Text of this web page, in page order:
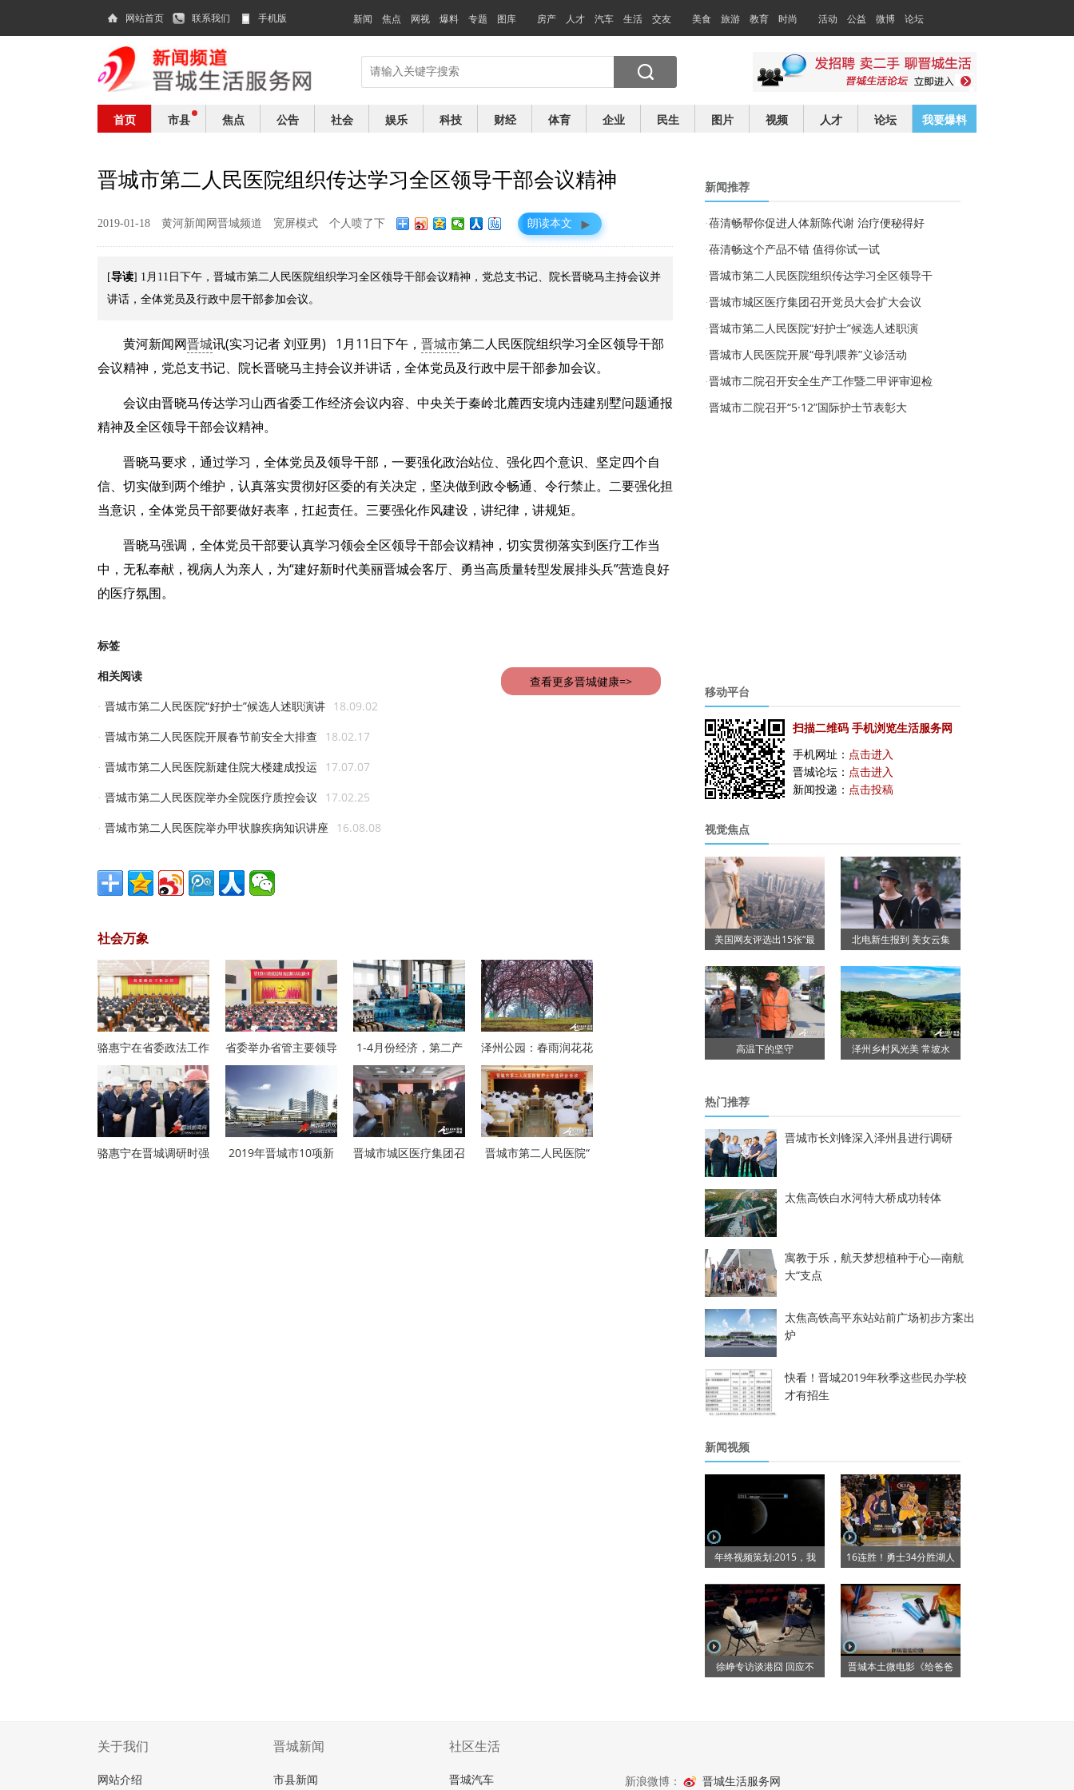
网站首页 联系我们 手机版 新闻 焦点 网视 爆料 专题 图库 房产 人才 汽车 生活 交友 美食 旅游 教育 时尚 活动 公益 微博 论坛
首页 市县 焦点 公告 社会 娱乐 科技 财经 体育 企业 民生 图片 视频 人才 论坛 我要爆料
晋城市第二人民医院组织传达学习全区领导干部会议精神
2019-01-18 黄河新闻网晋城频道 宽屏模式 个人喷了下 朗读本文 ►
[导读] 1月11日下午，晋城市第二人民医院组织学习全区领导干部会议精神，党总支书记、院长晋晓马主持会议并
讲话，全体党员及行政中层干部参加会议。
黄河新闻网晋城讯(实习记者 刘亚男) 1月11日下午， 晋城市第二人民医院组织学习全区领导干部
会议精神，党总支书记、院长晋晓马主持会议并讲话，全体党员及行政中层干部参加会议。
会议由晋晓马传达学习山西省委工作经济会议内容、中央关于秦岭北麓西安境内违建别墅问题通报
精神及全区领导干部会议精神。
晋晓马要求，通过学习，全体党员及领导干部，一要强化政治站位、强化四个意识、坚定四个自
信、切实做到两个维护，认真落实贯彻好区委的有关决定，坚决做到政令畅通、令行禁止。二要强化担
当意识，全体党员干部要做好表率，扛起责任。三要强化作风建设，讲纪律，讲规矩。
晋晓马强调，全体党员干部要认真学习领会全区领导干部会议精神，切实贯彻落实到医疗工作当
中，无私奉献，视病人为亲人，为“建好新时代美丽晋城会客厅、勇当高质量转型发展排头兵”营造良好
的医疗氛围。
标签
相关阅读 查看更多晋城健康=>
· 晋城市第二人民医院“好护士”候选人述职演讲 18.09.02
· 晋城市第二人民医院开展春节前安全大排查 18.02.17
· 晋城市第二人民医院新建住院大楼建成投运 17.07.07
· 晋城市第二人民医院举办全院医疗质控会议 17.02.25
· 晋城市第二人民医院举办甲状腺疾病知识讲座 16.08.08
社会万象
骆惠宁在省委政法工作 省委举办省管主要领导 1-4月份经济，第二产 泽州公园：春雨润花花
骆惠宁在晋城调研时强
2019年晋城市10项新
晋城市城区医疗集团召 晋城市第二人民医院“
新闻推荐
·蓓清畅帮你促进人体新陈代谢 治疗便秘得好
·蓓清畅这个产品不错 值得你试一试
·晋城市第二人民医院组织传达学习全区领导干
·晋城市城区医疗集团召开党员大会扩大会议
·晋城市第二人民医院“好护士”候选人述职演
·晋城市人民医院开展“母乳喂养”义诊活动
·晋城市二院召开安全生产工作暨二甲评审迎检
·晋城市二院召开“5·12”国际护士节表彰大
移动平台
扫描二维码 手机浏览生活服务网
手机网址： 点击进入
晋城论坛： 点击进入
新闻投递： 点击投稿
视觉焦点
美国网友评选出15张“最 北电新生报到 美女云集
高温下的坚守 泽州乡村风光美 常坡水
热门推荐
晋城市长刘锋深入泽州县进行调研
太焦高铁白水河特大桥成功转体
寓教于乐，航天梦想植种于心—南航
大“支点
太焦高铁高平东站站前广场初步方案出
炉
快看！晋城2019年秋季这些民办学校
才有招生
新闻视频
年终视频策划:2015，我 16连胜！勇士34分胜湖人
徐峥专访谈港囧 回应不 晋城本土微电影《给爸爸
关于我们
网站介绍
晋城新闻
市县新闻
社区生活
晋城汽车 新浪微博： 晋城生活服务网